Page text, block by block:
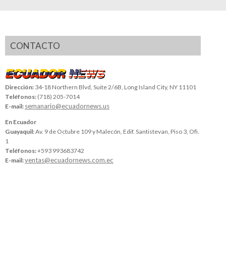
CONTACTO
Dirección: 34-18 Northern Blvd, Suite 2/6B, Long Island City, NY 11101
Teléfonos: (718) 205-7014
E-mail: semanario@ecuadornews.us
En Ecuador
Guayaquil:Av. 9 de Octubre 109 y Malecón, Edif. Santistevan, Piso 3, Ofi.
1
Teléfonos:+593 993683742
E-mail:ventas@ecuadornews.com.ec